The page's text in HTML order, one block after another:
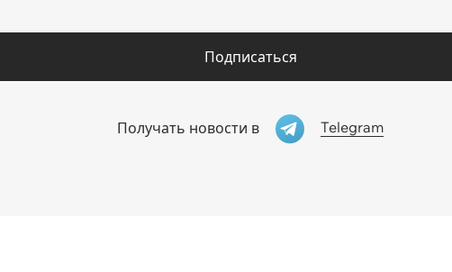
Подписаться
Получать новости в Telegram